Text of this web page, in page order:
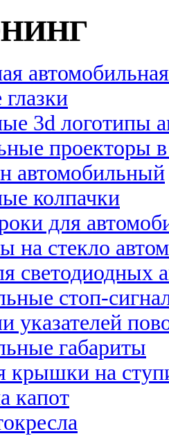
3d логотипы
проекторы
автомобильный
колпачки
для
на стекло
светодиодных
стоп-
указателей
габариты
крышки на
капот